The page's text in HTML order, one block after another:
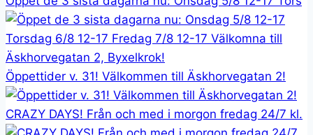
Öppettider v. 31! Välkommen till Äskhorvegatan 2!
CRAZY DAYS! Från och med i morgon fredag 24/7 kl.